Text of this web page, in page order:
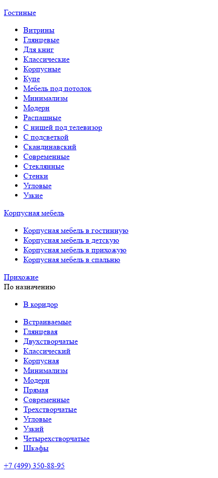
Гостиные
Витрины
Глянцевые
Для книг
Классические
Корпусные
Купе
Мебель под потолок
Минимализм
Модерн
Распашные
С нишей под телевизор
С подсветкой
Скандинавский
Современные
Стеклянные
Стенки
Угловые
Узкие
Корпусная мебель
Корпусная мебель в гостинную
Корпусная мебель в детскую
Корпусная мебель в прихожую
Корпусная мебель в спальню
Прихожие
По назначению
В коридор
Встраиваемые
Глянцевая
Двухстворчатые
Классический
Корпусная
Минимализм
Модерн
Прямая
Современные
Трехстворчатые
Угловые
Узкий
Четырехстворчатые
Шкафы
+7 (499) 350-88-95